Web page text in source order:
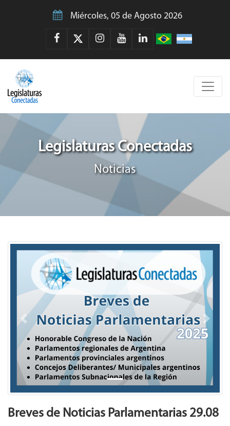
Miércoles, 05 de Agosto 2026
Legislaturas Conectadas
Noticias
Previous Next
Breves de Noticias Parlamentarias 29.08